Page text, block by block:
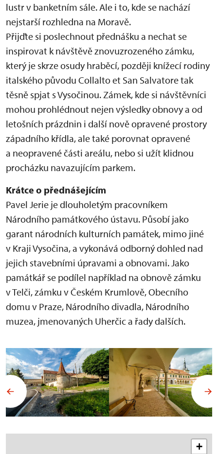
lustr v banketním sále. Ale i to, kde se nachází
nejstarší rozhledna na Moravě.
Přijďte si poslechnout přednášku a nechat se
inspirovat k návštěvě znovuzrozeného zámku,
který je skrze osudy hraběcí, později knížecí rodiny
italského původu Collalto et San Salvatore tak
těsně spjat s Vysočinou. Zámek, kde si návštěvníci
mohou prohlédnout nejen výsledky obnovy a od
letošních prázdnin i další nově opravené prostory
západního křídla, ale také porovnat opravené
a neopravené části areálu, nebo si užít klidnou
procházku navazujícím parkem.
Krátce o přednášejícím
Pavel Jerie je dlouholetým pracovníkem
Národního památkového ústavu. Působí jako
garant národních kulturních památek, mimo jiné
v Kraji Vysočina, a vykonává odborný dohled nad
jejich stavebními úpravami a obnovami. Jako
památkář se podílel například na obnově zámku
v Telči, zámku v Českém Krumlově, Obecního
domu v Praze, Národního divadla, Národního
muzea, jmenovaných Uherčic a řady dalších.
+